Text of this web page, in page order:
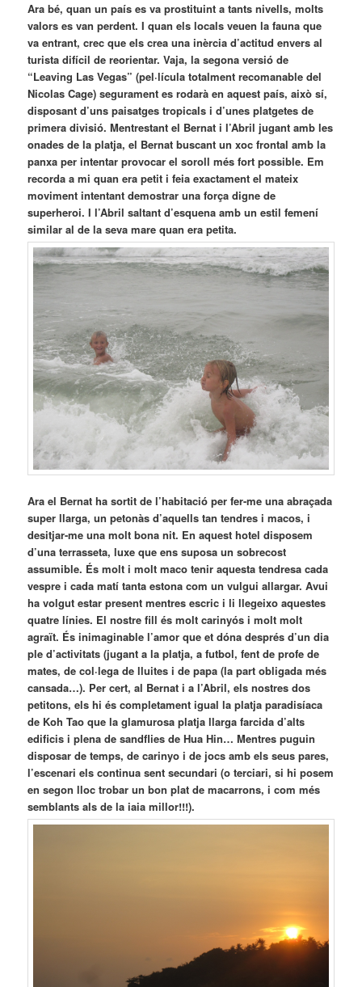
Ara bé, quan un país es va prostituint a tants nivells, molts
valors es van perdent. I quan els locals veuen la fauna que
va entrant, crec que els crea una inèrcia d’actitud envers al
turista difícil de reorientar. Vaja, la segona versió de
“Leaving Las Vegas” (pel·lícula totalment recomanable del
Nicolas Cage) segurament es rodarà en aquest país, això sí,
disposant d’uns paisatges tropicals i d’unes platgetes de
primera divisió. Mentrestant el Bernat i l’Abril jugant amb les
onades de la platja, el Bernat buscant un xoc frontal amb la
panxa per intentar provocar el soroll més fort possible. Em
recorda a mi quan era petit i feia exactament el mateix
moviment intentant demostrar una força digne de
superheroi. I l’Abril saltant d’esquena amb un estil femení
similar al de la seva mare quan era petita.
Ara el Bernat ha sortit de l’habitació per fer-me una abraçada
super llarga, un petonàs d’aquells tan tendres i macos, i
desitjar-me una molt bona nit. En aquest hotel disposem
d’una terrasseta, luxe que ens suposa un sobrecost
assumible. És molt i molt maco tenir aquesta tendresa cada
vespre i cada matí tanta estona com un vulgui allargar. Avui
ha volgut estar present mentres escric i li llegeixo aquestes
quatre línies. El nostre fill és molt carinyós i molt molt
agraït. És inimaginable l’amor que et dóna després d’un dia
ple d’activitats (jugant a la platja, a futbol, fent de profe de
mates, de col·lega de lluites i de papa (la part obligada més
cansada…). Per cert, al Bernat i a l’Abril, els nostres dos
petitons, els hi és completament igual la platja paradisíaca
de Koh Tao que la glamurosa platja llarga farcida d’alts
edificis i plena de sandflies de Hua Hin… Mentres puguin
disposar de temps, de carinyo i de jocs amb els seus pares,
l’escenari els continua sent secundari (o terciari, si hi posem
en segon lloc trobar un bon plat de macarrons, i com més
semblants als de la iaia millor!!!).